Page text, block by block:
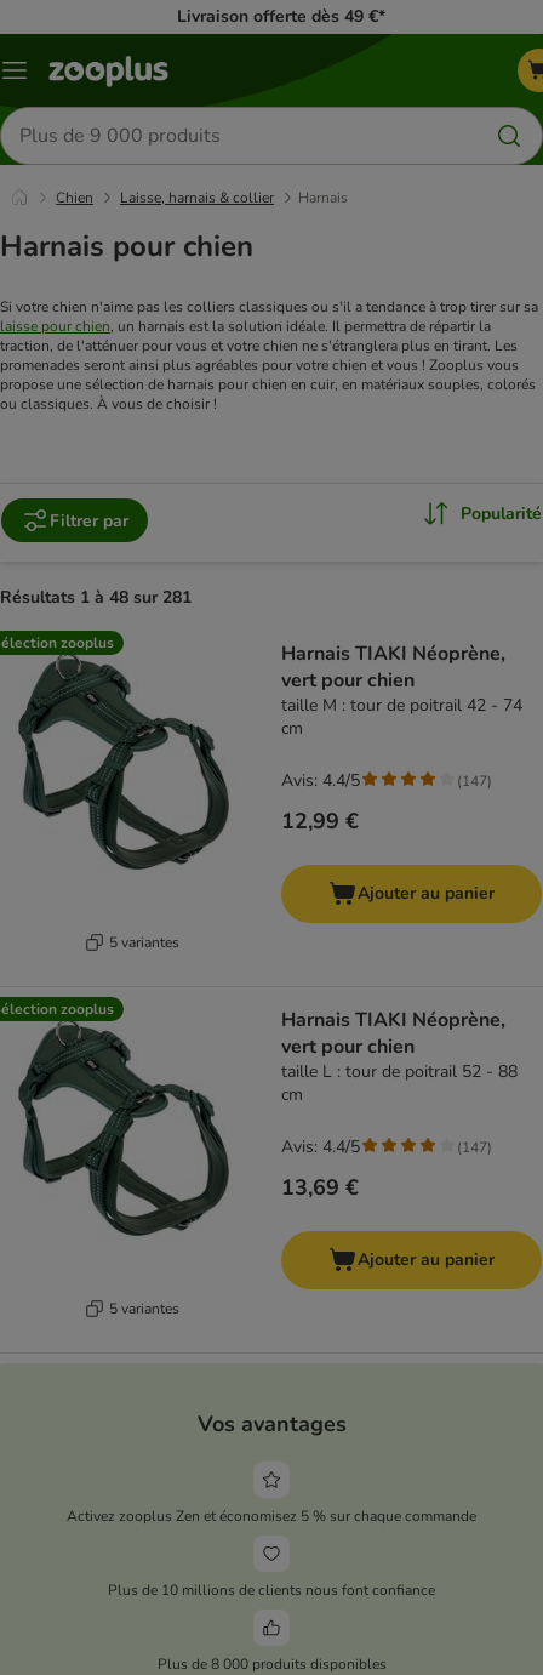
Livraison offerte dès 49 €*
Menu
Rechercher
des
produits
Chien Laisse, harnais & collier Harnais
Harnais pour chien
laisse pour chien, un harnais est la solution idéale. Il permettra de répartir la
traction, de l'atténuer pour vous et votre chien ne s'étranglera plus en tirant. Les
promenades seront ainsi plus agréables pour votre chien et vous ! Zooplus vous
propose une sélection de harnais pour chien en cuir, en matériaux souples, colorés
ou classiques. À vous de choisir !
Filtrer par Popularité
Résultats 1 à 48 sur 281
product items have been changed
zooplus
5 variantes
Harnais TIAKI Néoprène,
vert pour chien
taille M : tour de poitrail 42 - 74
cm
12,99 €
Avis: 4.4/5 (147)
Ajouter au panier
zooplus
5 variantes
Harnais TIAKI Néoprène,
vert pour chien
taille L : tour de poitrail 52 - 88
cm
13,69 €
Avis: 4.4/5 (147)
Ajouter au panier
Vos avantages
Activez zooplus Zen et économisez 5 % sur chaque commande
Plus de 10 millions de clients nous font confiance
Plus de 8 000 produits disponibles